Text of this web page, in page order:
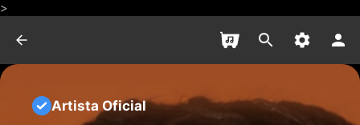
>
Artista Oficial